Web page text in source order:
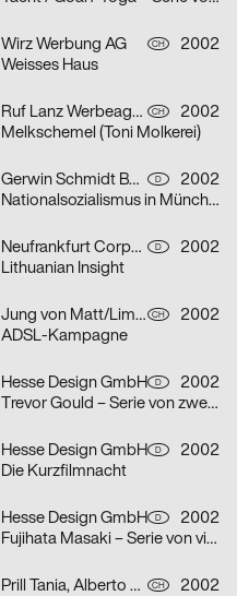
Wirz Werbung AG CH
2002
Weisses Haus
Ruf Lanz Werbeagentur AG CH
2002
Melkschemel (Toni Molkerei)
Gerwin Schmidt Büro für visuelle Gestaltung D
2002
Nationalsozialismus in München
Neufrankfurt Corporate Design GmbH D
2002
Lithuanian Insight
Jung von Matt/Limmat AG CH
2002
ADSL-Kampagne
Hesse Design GmbH D
2002
Trevor Gould – Serie von zwei Plakaten
Hesse Design GmbH D
2002
Die Kurzfilmnacht
Hesse Design GmbH D
2002
Fujihata Masaki – Serie von vier Plakaten
Prill Tania, Alberto Vieceli CH
2002